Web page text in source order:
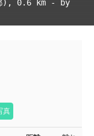
) , 0.6 km - by
真